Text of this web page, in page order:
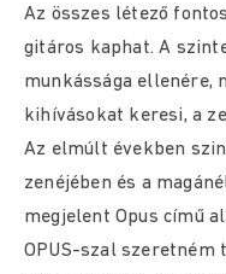
Az összes létező
gitáros kaphat. A
munkássága ellenére,
kihívásokat keresi, a
Az elmúlt években
zenéjében és a
megjelent Opus című
OPUS-szal